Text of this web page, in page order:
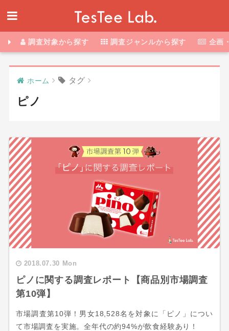
調査対象から探す 調査ジャンルから探す 企画
ホーム タグ
ピノ
2018.07.30 Mon
ピノに関する調査レポート【商品別市場調査
第10弾】
市場調査第10弾！男女18,528名を対象に「ピノ」につい
て市場調査を実施。全年代の約94%が飲食経験あり！